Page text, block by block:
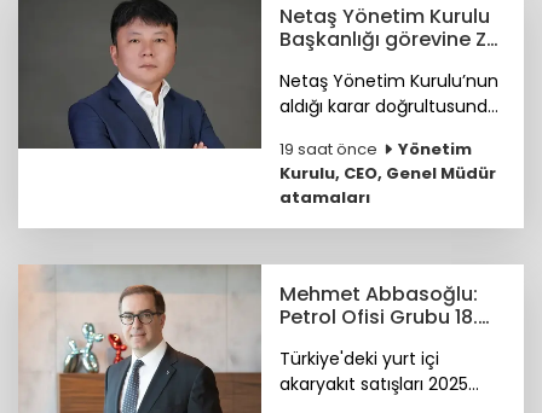
Netaş Yönetim Kurulu
Başkanlığı görevine Zhi
Netaş Yönetim Kurulu’nun
aldığı karar doğrultusunda
Kurul Toplantısı’nda
ortakların onayına
sunulmak üzere YK
Başkanı olarak atandı.
19 saat önce
Yönetim
Kurulu, CEO, Genel Müdür
atamaları
Mehmet Abbasoğlu:
Petrol Ofisi Grubu 18.
Türkiye'deki yurt içi
akaryakıt satışları 2025